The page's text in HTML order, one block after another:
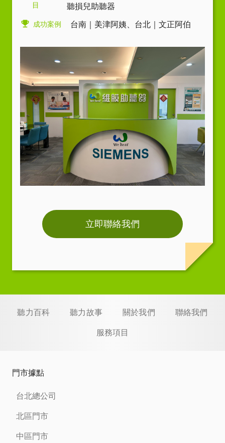
目
聽損兒助聽器
成功案例 台南｜美津阿姨 台北｜文正阿伯
立即聯絡我們
聽力百科 聽力故事 關於我們 聯絡我們
服務項目
門市據點
台北總公司
北區門市
中區門市